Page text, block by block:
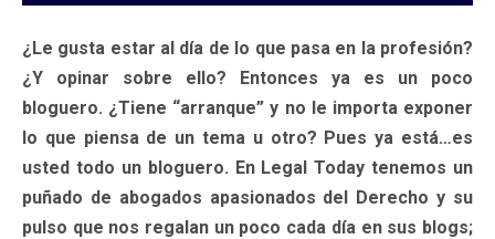
¿Le gusta estar al día de lo que pasa en la profesión?
¿Y opinar sobre ello? Entonces ya es un poco
bloguero. ¿Tiene “arranque” y no le importa exponer
lo que piensa de un tema u otro? Pues ya está…es
usted todo un bloguero. En Legal Today tenemos un
puñado de abogados apasionados del Derecho y su
pulso que nos regalan un poco cada día en sus blogs;